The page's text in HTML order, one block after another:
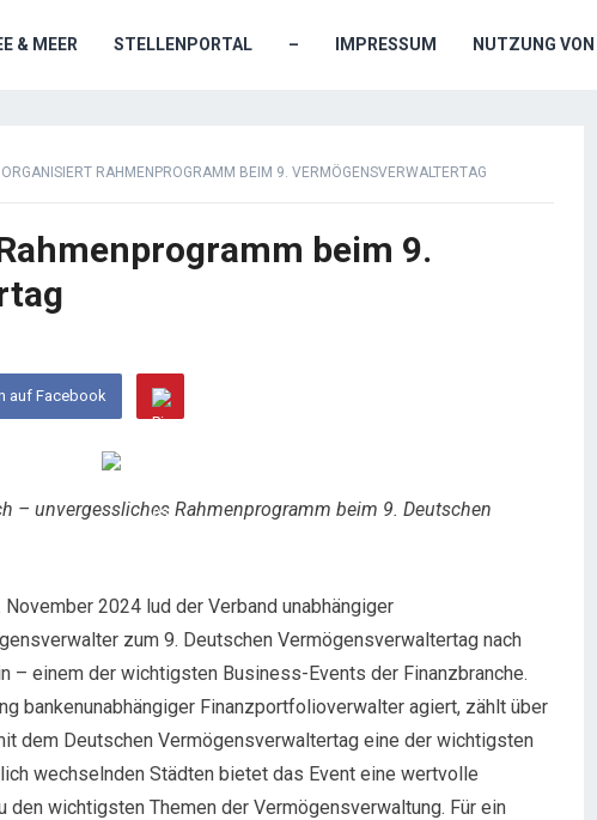
& MEER STELLENPORTAL – IMPRESSUM NUTZUNG VON
RAHMENPROGRAMM BEIM 9. VERMÖGENSVERWALTERTAG
beim 9.
auf Facebook
– unvergessliches Rahmenprogramm beim 9. Deutschen
November 2024 lud der Verband unabhängiger
zum 9. Deutschen Vermögensverwaltertag nach
– einem der wichtigsten Business-Events der Finanzbranche.
bankenunabhängiger Finanzportfolioverwalter agiert, zählt über
dem Deutschen Vermögensverwaltertag eine der wichtigsten
wechselnden Städten bietet das Event eine wertvolle
den wichtigsten Themen der Vermögensverwaltung. Für ein